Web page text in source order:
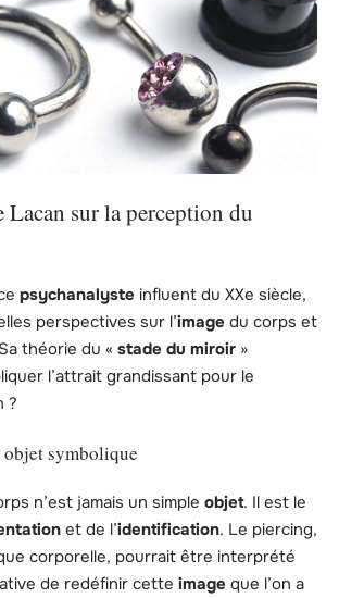
Lacan sur la perception du
psychanalyste influent du XXe siècle,
perspectives sur l’image du corps et
théorie du « stade du miroir »
l’attrait grandissant pour le
?
symbolique
n’est jamais un simple objet. Il est le
et de l’identification. Le piercing,
corporelle, pourrait être interprété
de redéfinir cette image que l’on a